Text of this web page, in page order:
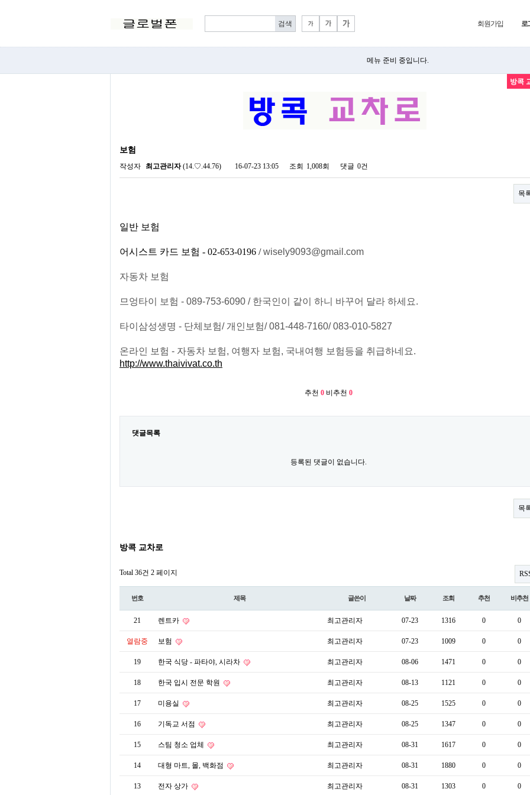
회원가입 로
메뉴 준비 중입니다.
방콕
보험
작성자 최고관리자(14.♡.44.76) 16-07-23 13:05 조회 1,008회 댓글 0건
목
일반 보험
어시스트 카드 보험 - 02-653-0196 /wisely9093@gmail.com
자동차 보험
므엉타이 보험 - 089-753-6090 / 한국인이 같이 하니 바꾸어 달라 하세요.
타이삼성생명 - 단체보험/ 개인보험/ 081-448-7160/ 083-010-5827
온라인 보험 - 자동차 보험, 여행자 보험, 국내여행 보험등을 취급하네요.
http://www.thaivivat.co.th
추천 0 비추천 0
댓글목록
등록된 댓글이 없습니다.
목
방콕 교차로
Total 36건 2 페이지
번호 제목 글쓴이 날짜 조회 추천 비추천
21 렌트카 최고관리자 07-23 1316 0 0
열람중 보험 최고관리자 07-23 1009 0 0
19 한국 식당 - 파타야, 시라차 최고관리자 08-06 1471 0 0
18 한국 입시 전문 학원 최고관리자 08-13 1121 0 0
17 미용실 최고관리자 08-25 1525 0 0
16 기독교 서점 최고관리자 08-25 1347 0 0
15 스팀 청소 업체 최고관리자 08-31 1617 0 0
14 대형 마트, 몰, 백화점 최고관리자 08-31 1880 0 0
13 전자 상가 최고관리자 08-31 1303 0 0